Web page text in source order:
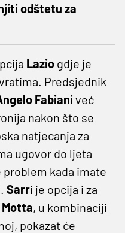
odštetu za
Lazio gdje je
Predsjednik
Fabiani već
nakon što se
natjecanja za
ugovor do ljeta
kada imate
Sarri je opcija i za
, u kombinaciji
pokazat će